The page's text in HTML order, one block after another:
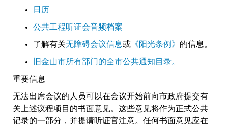
日历
公共工程听证会音频档案
了解有关无障碍会议信息或 《阳光条例》 的信息。
旧金山市所有部门的全市公共通知目录。
重要信息
无法出席会议的人员可以在会议开始前向市政府提交有
关上述议程项目的书面意见。这些意见将作为正式公共
记录的一部分，并提请听证官注意。任何书面意见应在